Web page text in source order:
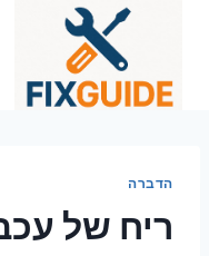
הדברה
ריח של